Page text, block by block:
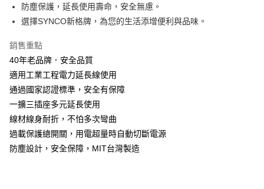
臺灣中小企業銀行
台中商業銀行
匯豐（台灣）商業銀行
華泰商業銀行
聯邦商業銀行
遠東國際商業銀行
元大商業銀行
台新國際商業銀行
台灣樂天信用卡公司
街口支付
悠遊付
Google Pay
全盈+PAY
ATM付款
運送方式
防塵保護，延長使用壽命，安全無慮。
選擇SYNCO新格牌，為您的生活添增便利與品味。
銷售重點
40年老品牌．安全品質
適用工業工程電力延長線使用
通過國家認證標準，安全有保障
一擴三插座多元延長使用
線材線身耐折，不怕多次彎曲
過載保護總開關，用電超量時自動切斷電源
防塵設計，安全保障，MIT台灣製造